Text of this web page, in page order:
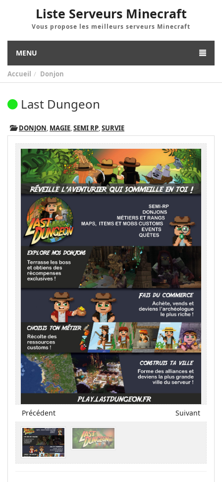
Liste Serveurs Minecraft
Vous propose les meilleurs serveurs Minecraft
MENU
Accueil Donjon
Last Dungeon
DONJON, MAGIE,SEMI RP,SURVIE
Précédent Suivant